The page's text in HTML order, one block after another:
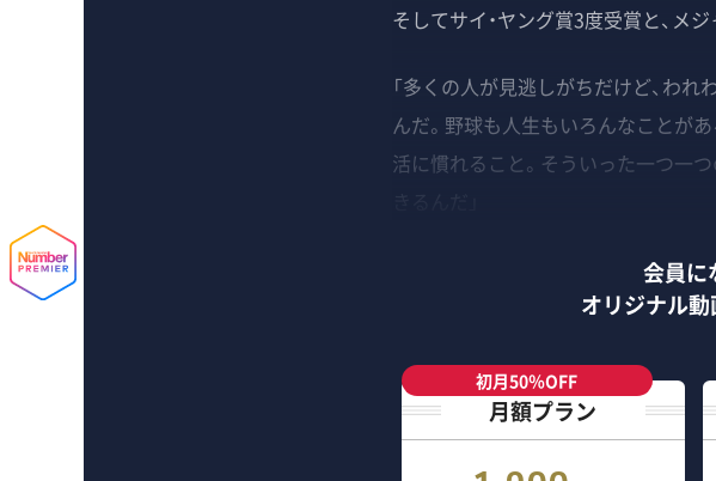
そしてサイ・ヤング賞3度受賞と、メ
「多くの人が見逃しがちだけど、わ
んだ。野球も人生もいろんなことが
活に慣れること。そういった一つ一
会員に
オリジナル動
初月50％OFF
月額プラン